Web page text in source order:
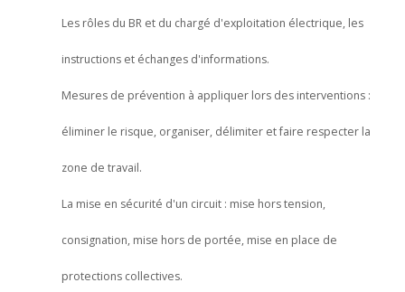
Les rôles du BR et du chargé d'exploitation électrique, les
instructions et échanges d'informations.
Mesures de prévention à appliquer lors des interventions :
éliminer le risque, organiser, délimiter et faire respecter la
zone de travail.
La mise en sécurité d'un circuit : mise hors tension,
consignation, mise hors de portée, mise en place de
protections collectives.